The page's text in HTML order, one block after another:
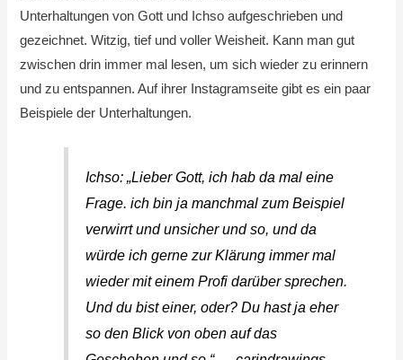
Unterhaltungen von Gott und Ichso aufgeschrieben und
gezeichnet. Witzig, tief und voller Weisheit. Kann man gut
zwischen drin immer mal lesen, um sich wieder zu erinnern
und zu entspannen. Auf ihrer Instagramseite gibt es ein paar
Beispiele der Unterhaltungen.
Ichso: „Lieber Gott, ich hab da mal eine
Frage. ich bin ja manchmal zum Beispiel
verwirrt und unsicher und so, und da
würde ich gerne zur Klärung immer mal
wieder mit einem Profi darüber sprechen.
Und du bist einer, oder? Du hast ja eher
so den Blick von oben auf das